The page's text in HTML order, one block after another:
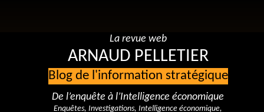
La revue web
ARNAUD PELLETIER
Blog de l'information stratégique
De l’enquête à l’Intelligence économique
Enquêtes, Investigations, Intelligence économique,